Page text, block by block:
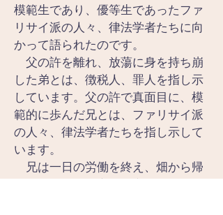
模範生であり、優等生であったファ
リサイ派の人々、律法学者たちに向
かって語られたのです。
父の許を離れ、放蕩に身を持ち崩
した弟とは、徴税人、罪人を指し示
しています。父の許で真面目に、模
範的に歩んだ兄とは、ファリサイ派
の人々、律法学者たちを指し示して
います。
兄は一日の労働を終え、畑から帰